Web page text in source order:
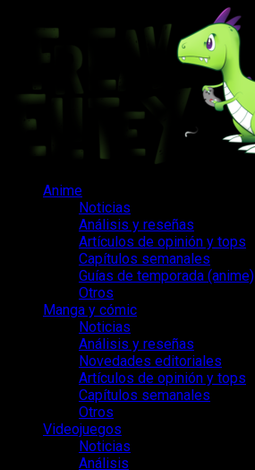
contenido
Anime
Noticias
Análisis y reseñas
Artículos de opinión y tops
Capítulos semanales
Guías de temporada (anime)
Otros
Manga y cómic
Noticias
Análisis y reseñas
Novedades editoriales
Artículos de opinión y tops
Capítulos semanales
Otros
Videojuegos
Noticias
Análisis